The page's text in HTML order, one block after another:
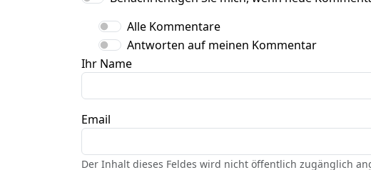
Alle Kommentare
Antworten auf meinen Kommentar
Ihr Name
Email
Der Inhalt dieses Feldes wird nicht öffentlich zugänglich